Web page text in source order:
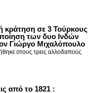
κράτηση σε 3 Τούρκους
των δυο Ινδών
Γιώργο Μιχαλόπουλο
στους τρεις αλλοδαπούς
από το 1821 :